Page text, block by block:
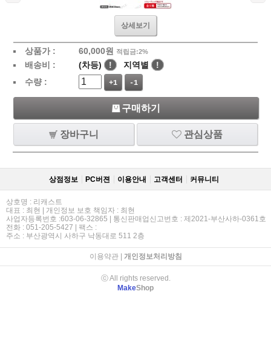
상세보기
상품가 : 60,000원 적립금:2%
배송비 : (차등) ! 지역별
!
수량 :
+1 -1
구매하기
장바구니 관심상품
상점정보 PC버젼 이용안내 고객센터 커뮤니티
상호명 : 리캐스트
대표 : 최현 | 개인정보 보호 책임자 : 최현
사업자등록번호 :603-06-32865 | 통신판매업신고번호 : 제2021-부산사하-0361호
전화 : 051-205-5427 | 팩스 :
주소 : 부산광역시 사하구 낙동대로 511 2층
이용약관| 개인정보처리방침
ⓒ All rights reserved.
MakeShop